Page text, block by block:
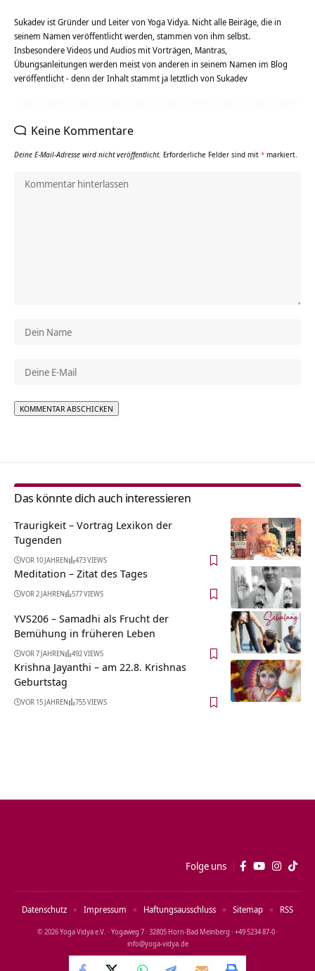
Sukadev ist Gründer und Leiter von Yoga Vidya. Nicht alle Beiräge, die in
seinem Namen veröffentlicht werden, stammen von ihm selbst.
Insbesondere Videos und Audios mit Vorträgen, Mantras,
Übungsanleitungen werden meist von anderen in seinem Namen im Blog
veröffentlicht - denn der Inhalt stammt ja letztlich von Sukadev
Keine Kommentare
Deine E-Mail-Adresse wird nicht veröffentlicht. Erforderliche Felder sind mit * markiert.
Das könnte dich auch interessieren
Traurigkeit – Vortrag Lexikon der
Tugenden
VOR 10 JAHREN 473 VIEWS
Meditation – Zitat des Tages
VOR 2 JAHREN 577 VIEWS
YVS206 – Samadhi als Frucht der
Bemühung in früheren Leben
VOR 7 JAHREN 492 VIEWS
Krishna Jayanthi – am 22.8. Krishnas
Geburtstag
VOR 15 JAHREN 755 VIEWS
Folge uns
© 2026 Yoga Vidya e.V. · Yogaweg 7 · 32805 Horn‑Bad Meinberg · +49 5234 87‑0 ·
info@yoga‑vidya.de
Datenschutz Impressum Haftungsausschluss Sitemap RSS